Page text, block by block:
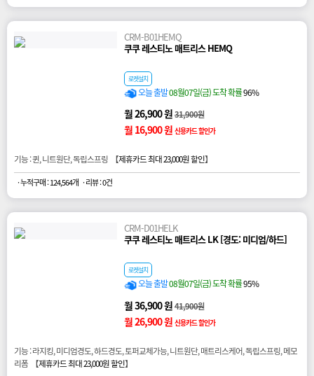
CRM-B01HEMQ
쿠쿠 레스티노 매트리스 HEMQ
로켓설치
오늘 출발08월07일(금) 도착 확률96%
월 26,900 원31,900원
월 16,900 원 신용카드 할인가
기능 : 퀸, 니트원단, 독립스프링 【제휴카드 최대 23,000원 할인】
· 누적구매 : 124,564개 · 리뷰 : 0건
CRM-D01HELK
쿠쿠 레스티노 매트리스 LK [경도: 미디엄/하드]
로켓설치
오늘 출발08월07일(금) 도착 확률95%
월 36,900 원41,900원
월 26,900 원 신용카드 할인가
기능 : 라지킹, 미디엄경도, 하드경도, 토퍼교체가능, 니트원단, 매트리스케어, 독립스프링, 메모
리폼 【제휴카드 최대 23,000원 할인】